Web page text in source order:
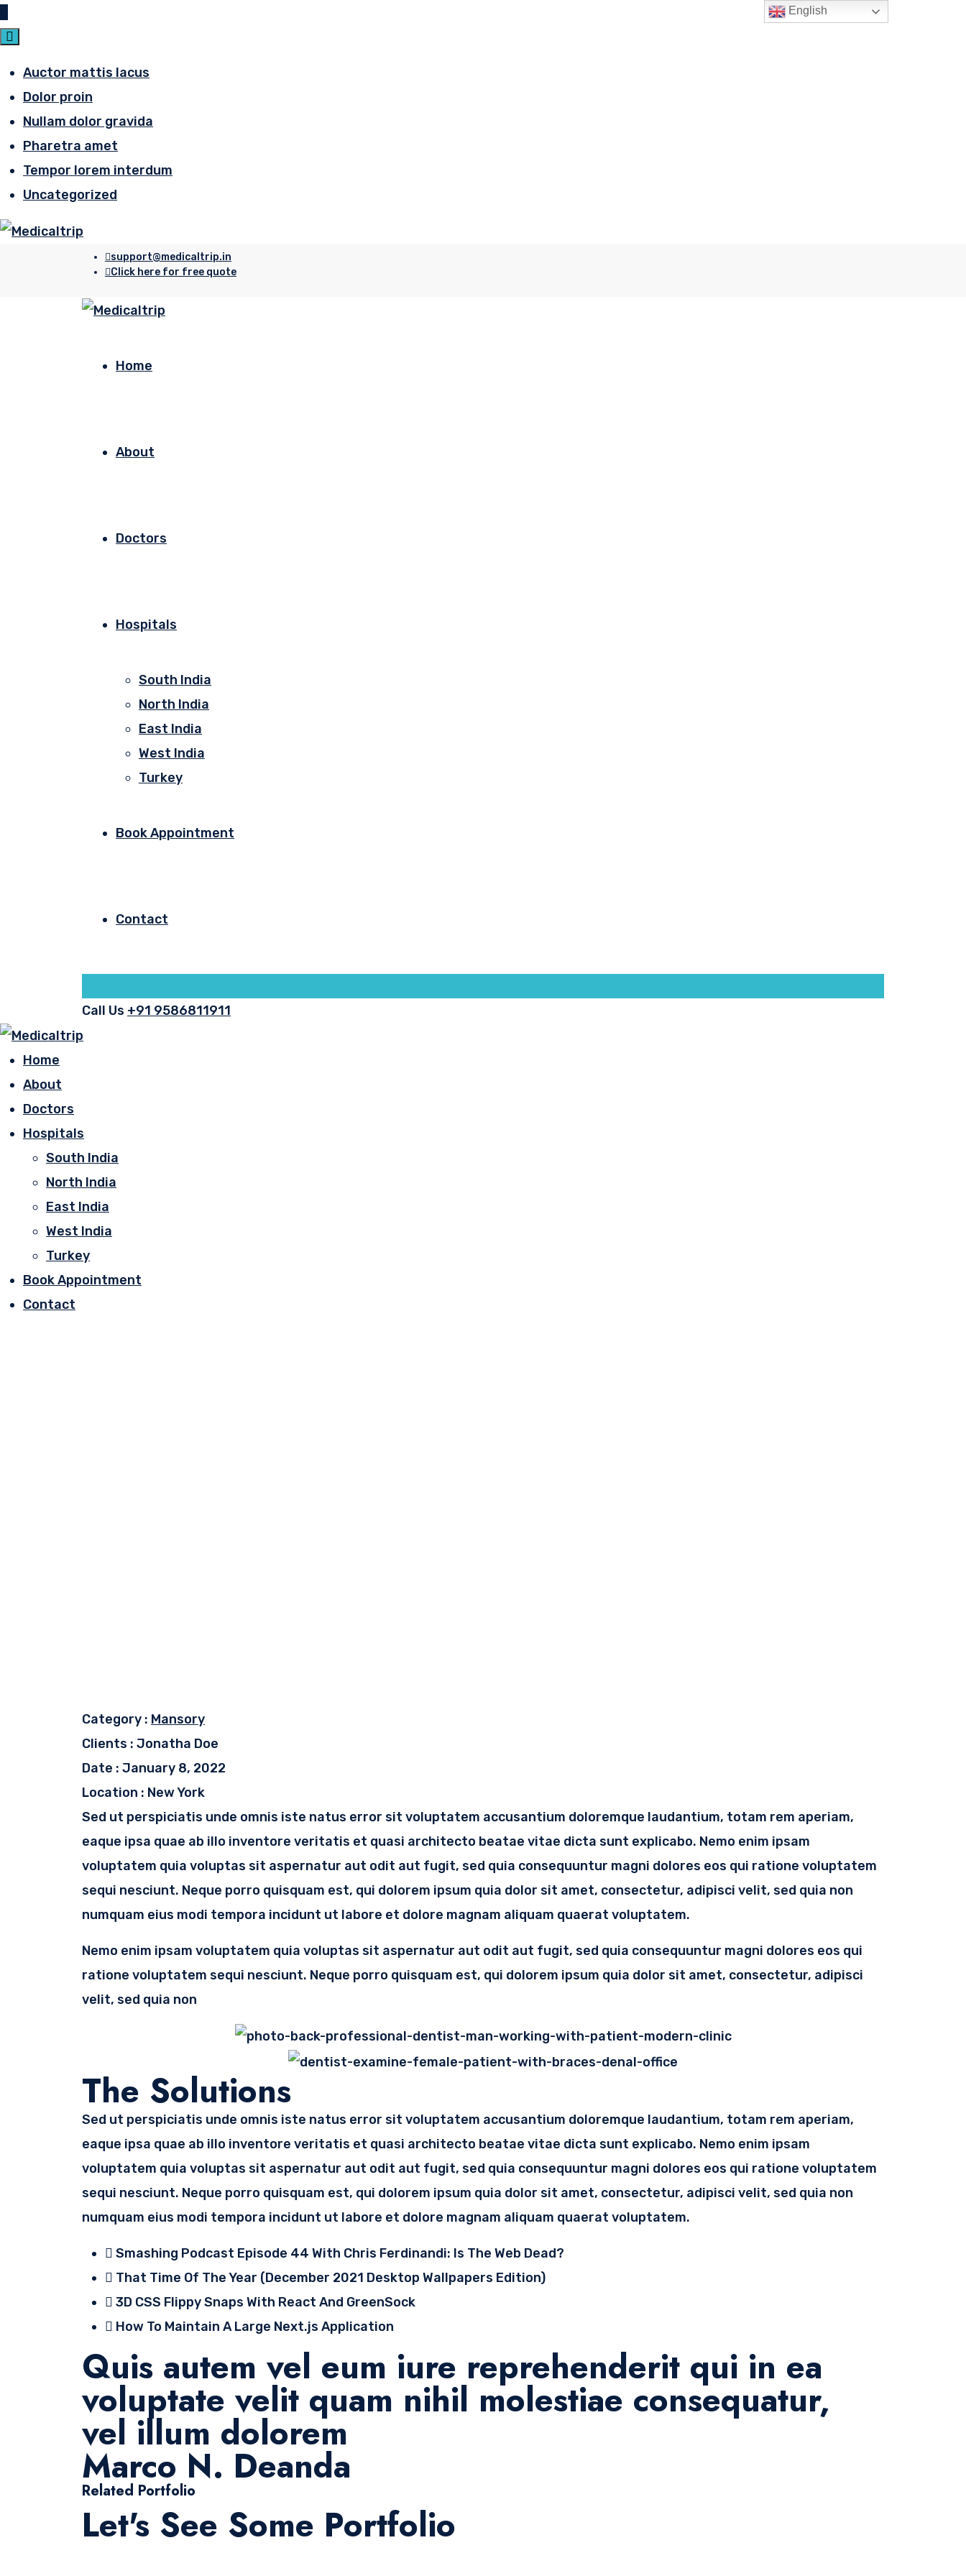
Auctor mattis lacus
Dolor proin
Nullam dolor gravida
Pharetra amet
Tempor lorem interdum
Uncategorized
support@medicaltrip.in
Click here for free quote
Home
About
Doctors
Hospitals
South India
North India
East India
West India
Turkey
Book Appointment
Contact
Call Us +91 9586811911
Home
About
Doctors
Hospitals
South India
North India
East India
West India
Turkey
Book Appointment
Contact
Category : Mansory
Clients : Jonatha Doe
Date : January 8, 2022
Location : New York
Sed ut perspiciatis unde omnis iste natus error sit voluptatem accusantium doloremque laudantium, totam rem aperiam,
eaque ipsa quae ab illo inventore veritatis et quasi architecto beatae vitae dicta sunt explicabo. Nemo enim ipsam
voluptatem quia voluptas sit aspernatur aut odit aut fugit, sed quia consequuntur magni dolores eos qui ratione voluptatem
sequi nesciunt. Neque porro quisquam est, qui dolorem ipsum quia dolor sit amet, consectetur, adipisci velit, sed quia non
numquam eius modi tempora incidunt ut labore et dolore magnam aliquam quaerat voluptatem.
Nemo enim ipsam voluptatem quia voluptas sit aspernatur aut odit aut fugit, sed quia consequuntur magni dolores eos qui
ratione voluptatem sequi nesciunt. Neque porro quisquam est, qui dolorem ipsum quia dolor sit amet, consectetur, adipisci
velit, sed quia non
The Solutions
Sed ut perspiciatis unde omnis iste natus error sit voluptatem accusantium doloremque laudantium, totam rem aperiam,
eaque ipsa quae ab illo inventore veritatis et quasi architecto beatae vitae dicta sunt explicabo. Nemo enim ipsam
voluptatem quia voluptas sit aspernatur aut odit aut fugit, sed quia consequuntur magni dolores eos qui ratione voluptatem
sequi nesciunt. Neque porro quisquam est, qui dolorem ipsum quia dolor sit amet, consectetur, adipisci velit, sed quia non
numquam eius modi tempora incidunt ut labore et dolore magnam aliquam quaerat voluptatem.
Smashing Podcast Episode 44 With Chris Ferdinandi: Is The Web Dead?
That Time Of The Year (December 2021 Desktop Wallpapers Edition)
3D CSS Flippy Snaps With React And GreenSock
How To Maintain A Large Next.js Application
Quis autem vel eum iure reprehenderit qui in ea
voluptate velit quam nihil molestiae consequatur,
vel illum dolorem
Marco N. Deanda
Related Portfolio
Let's See Some Portfolio
English